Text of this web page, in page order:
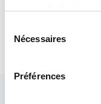
quant à l'utilisation
tout moment en
cookies ou en
Si vous le
Nécessaires
Préférences
Bien cordialement
Citer